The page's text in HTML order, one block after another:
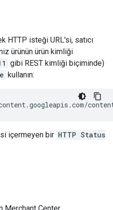
HTTP isteği URL'si, satıcı
ürünün ürün kimliği
gibi REST kimliği biçiminde)
kullanın:
içermeyen bir HTTP Status